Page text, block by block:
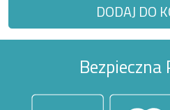
DODAJ DO
Bezpieczna